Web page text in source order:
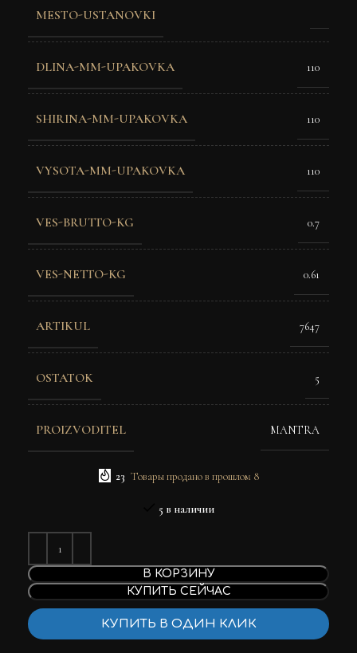
MESTO-USTANOVKI
DLINA-MM-UPAKOVKA 110
SHIRINA-MM-UPAKOVKA 110
VYSOTA-MM-UPAKOVKA 110
VES-BRUTTO-KG 0.7
VES-NETTO-KG 0.61
ARTIKUL 7647
OSTATOK 5
PROIZVODITEL MANTRA
23 Товары продано в прошлом 8
5 в наличии
В КОРЗИНУ
КУПИТЬ СЕЙЧАС
КУПИТЬ В ОДИН КЛИК